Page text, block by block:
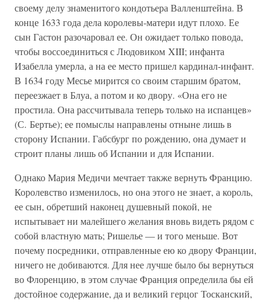
своему делу знаменитого кондотьера Валленштейна. В
конце 1633 года дела королевы-матери идут плохо. Ее
сын Гастон разочаровал ее. Он ожидает только повода,
чтобы воссоединиться с Людовиком XIII; инфанта
Изабелла умерла, а на ее место пришел кардинал-инфант.
В 1634 году Месье мирится со своим старшим братом,
переезжает в Блуа, а потом и ко двору. «Она его не
простила. Она рассчитывала теперь только на испанцев»
(С. Бертье); ее помыслы направлены отныне лишь в
сторону Испании. Габсбург по рождению, она думает и
строит планы лишь об Испании и для Испании.
Однако Мария Медичи мечтает также вернуть Францию.
Королевство изменилось, но она этого не знает, а король,
ее сын, обретший наконец душевный покой, не
испытывает ни малейшего желания вновь видеть рядом с
собой властную мать; Ришелье — и того меньше. Вот
почему посредники, отправленные ею ко двору Франции,
ничего не добиваются. Для нее лучше было бы вернуться
во Флоренцию, в этом случае Франция определила бы ей
достойное содержание, да и великий герцог Тосканский,